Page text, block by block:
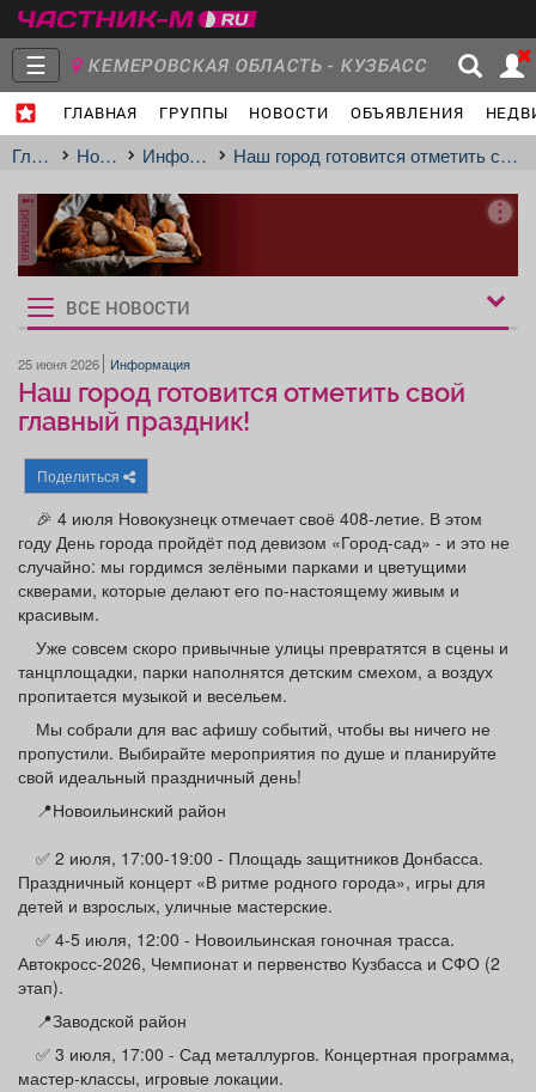
☰ КЕМЕРОВСКАЯ ОБЛАСТЬ - КУЗБАСС
ГЛАВНАЯ ГРУППЫ НОВОСТИ ОБЪЯВЛЕНИЯ
Главная
Группы
Объявления Недвижимость Услуги
Работа Транспорт
Афиша Обучение Проекты
Товары Поздравления Погода
ТВ программа Я - пенсионер
Главная Новости Информация Наш город готовится отметить свой главный праздник!
реклама
Рукбрики
новостей
ВСЕ НОВОСТИ
25 июня 2026 Информация
Наш город готовится отметить свой
главный праздник!
Поделиться
🎉 4 июля Новокузнецк отмечает своё 408-летие. В этом
году День города пройдёт под девизом «Город-сад» - и это не
случайно: мы гордимся зелёными парками и цветущими
скверами, которые делают его по-настоящему живым и
красивым.
Уже совсем скоро привычные улицы превратятся в сцены и
танцплощадки, парки наполнятся детским смехом, а воздух
пропитается музыкой и весельем.
Мы собрали для вас афишу событий, чтобы вы ничего не
пропустили. Выбирайте мероприятия по душе и планируйте
свой идеальный праздничный день!
📍Новоильинский район
✅ 2 июля, 17:00-19:00 - Площадь защитников Донбасса.
Праздничный концерт «В ритме родного города», игры для
детей и взрослых, уличные мастерские.
✅ 4-5 июля, 12:00 - Новоильинская гоночная трасса.
Автокросс-2026, Чемпионат и первенство Кузбасса и СФО (2
этап).
📍Заводской район
✅ 3 июля, 17:00 - Сад металлургов. Концертная программа,
мастер-классы, игровые локации.